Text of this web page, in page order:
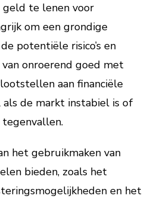
te lenen voor
om een grondige
potentiële risico’s en
onroerend goed met
aan financiële
als de markt instabiel is of
het gebruikmaken van
bieden, zoals het
en het